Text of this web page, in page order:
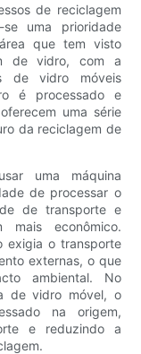
de reciclagem
uma prioridade
que tem visto
de vidro, com a
de vidro móveis
é processado e
uma série
da reciclagem de
uma máquina
de processar o
de transporte e
mais econômico.
exigia o transporte
externas, o que
ambiental. No
de vidro móvel, o
na origem,
e reduzindo a